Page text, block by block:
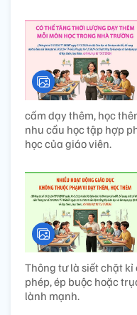
cấm dạy thêm, học
nhu cầu học tập hợp
học của giáo viên.
Thông tư là siết chặt
phép, ép buộc hoặc
lành mạnh.